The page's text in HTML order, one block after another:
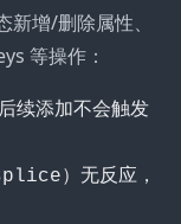
增/删除属性、
等操作：
续添加不会触发
）无反应，